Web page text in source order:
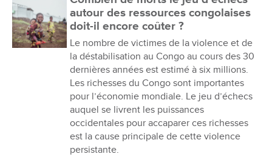
autour des ressources congolaises
doit-il encore coûter ?
Le nombre de victimes de la violence et de
la déstabilisation au Congo au cours des 30
dernières années est estimé à six millions.
Les richesses du Congo sont importantes
pour l’économie mondiale. Le jeu d’échecs
auquel se livrent les puissances
occidentales pour accaparer ces richesses
est la cause principale de cette violence
persistante.